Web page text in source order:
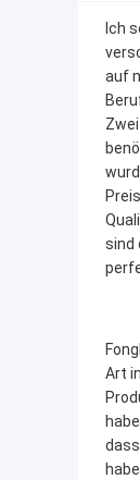
Ich
auf
sind
Art